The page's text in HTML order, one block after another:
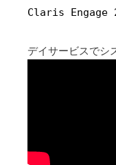
Claris Engage
デイサービスでシ